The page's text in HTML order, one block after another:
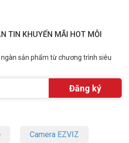
TIN KHUYẾN MÃI HOT MỖI
sản phẩm từ chương trình siêu
Camera EZVIZ